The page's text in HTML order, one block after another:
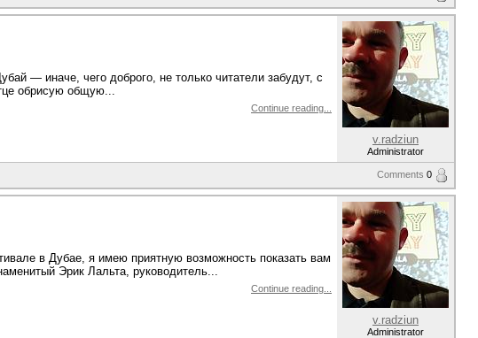
— иначе, чего доброго, не только читатели забудут, с
обрисую общую...
Continue reading...
v.radziun
Administrator
Comments 0
в Дубае, я имею приятную возможность показать вам
Эрик Лальта, руководитель...
Continue reading...
v.radziun
Administrator